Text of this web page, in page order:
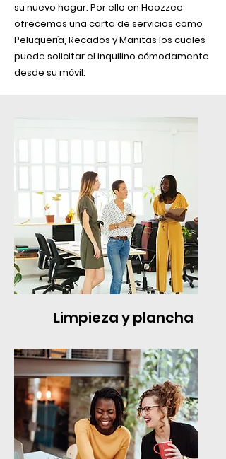
su nuevo hogar. Por ello en Hoozzee
ofrecemos una carta de servicios como
Peluquería, Recados y Manitas los cuales
puede solicitar el inquilino cómodamente
desde su móvil.
Limpieza y plancha